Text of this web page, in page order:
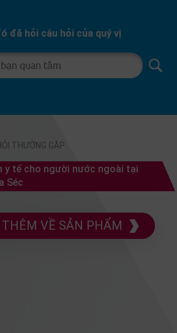
đã hỏi câu hỏi của quý vị
THƯỜNG GẶP
y tế cho người nước ngoài tại
Séc
VỀ SẢN PHẨM